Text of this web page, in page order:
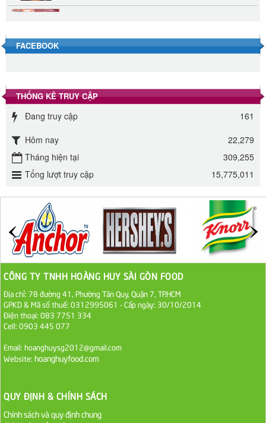
Đường phèn Long An bao 10kg
Đường mía thiên nhiên Biên Hòa gói 1kg
ĐƯỜNG SẠCH CÔ BA BIÊN HÒA 1KG
27.000 VND
Đường cát trắng An Khê bao 50kg
Sa Tế Tôm Cholimex PET Hũ 450g
Ớt Sa Tế Cholimex Hũ Thuỷ Tinh 150g
Nước tương cholimex 4,9L
FACEBOOK
THỐNG KÊ TRUY CẬP
Đang truy cập
161
Hôm nay
22,279
Tháng hiện tại
309,255
Tổng lượt truy cập
15,775,011
CÔNG TY TNHH HOÀNG HUY SÀI GÒN FOOD
Địa chỉ: 78 đường 41, Phường Tân Quy, Quận 7, TP.HCM
GPKD & Mã số thuế: 0312995061 - Cấp ngày: 30/10/2014
Điện thoại: 083 7751 334
Cell: 0903 445 077
Email: hoanghuysg2012@gmail.com
Website: hoanghuyfood.com
QUY ĐỊNH & CHÍNH SÁCH
Chính sách và quy định chung